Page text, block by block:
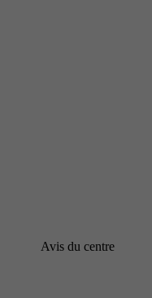
Avis du centre